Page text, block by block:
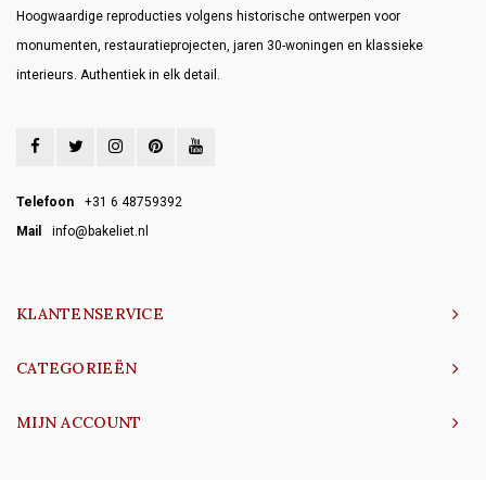
Hoogwaardige reproducties volgens historische ontwerpen voor
monumenten, restauratieprojecten, jaren 30-woningen en klassieke
interieurs. Authentiek in elk detail.
Telefoon
+31 6 48759392
Mail
info@bakeliet.nl
KLANTENSERVICE
CATEGORIEËN
MIJN ACCOUNT